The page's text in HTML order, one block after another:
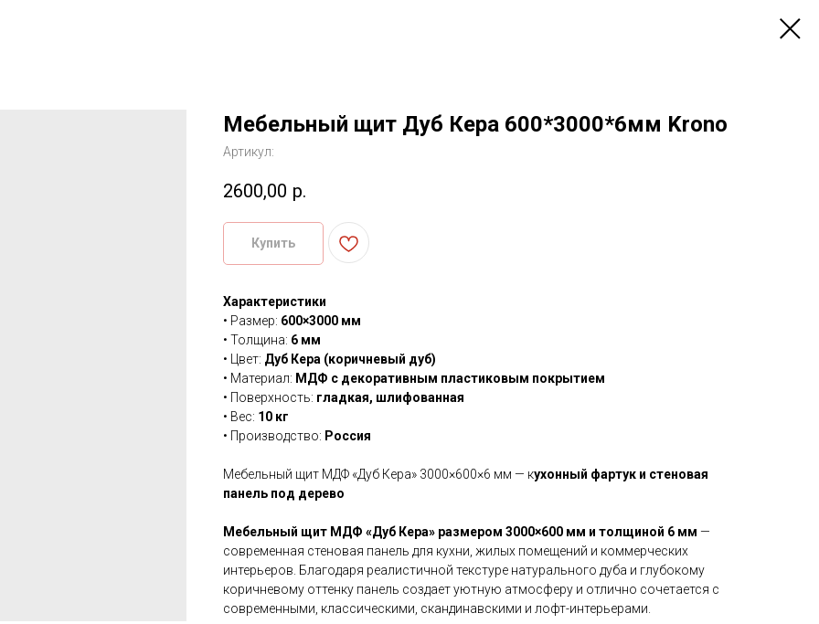
Мебельный щит Дуб Кера 600*3000*6мм Krono
Артикул:
2600,00 р.
Купить
Характеристики
• Размер: 600×3000 мм
• Толщина: 6 мм
• Цвет: Дуб Кера (коричневый дуб)
• Материал: МДФ с декоративным пластиковым покрытием
• Поверхность: гладкая, шлифованная
• Вес: 10 кг
• Производство: Россия
Мебельный щит МДФ «Дуб Кера» 3000×600×6 мм — кухонный фартук и стеновая
панель под дерево
Мебельный щит МДФ «Дуб Кера» размером 3000×600 мм и толщиной 6 мм —
современная стеновая панель для кухни, жилых помещений и коммерческих
интерьеров. Благодаря реалистичной текстуре натурального дуба и глубокому
коричневому оттенку панель создает уютную атмосферу и отлично сочетается с
современными, классическими, скандинавскими и лофт-интерьерами.